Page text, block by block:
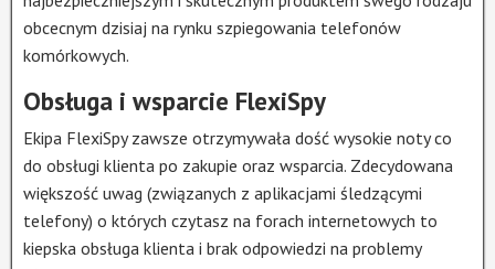
obcecnym dzisiaj na rynku szpiegowania telefonów
komórkowych.
Obsługa i wsparcie FlexiSpy
Ekipa FlexiSpy zawsze otrzymywała dość wysokie noty co
do obsługi klienta po zakupie oraz wsparcia. Zdecydowana
większość uwag (związanych z aplikacjami śledzącymi
telefony) o których czytasz na forach internetowych to
kiepska obsługa klienta i brak odpowiedzi na problemy